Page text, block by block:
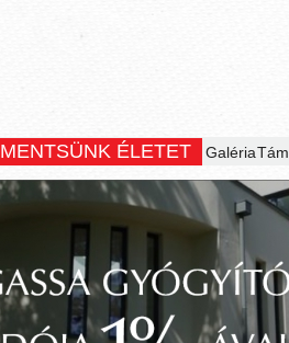
MENTSÜNK ÉLETET Galéria